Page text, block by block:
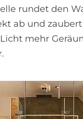
rundet den
ab und
mehr